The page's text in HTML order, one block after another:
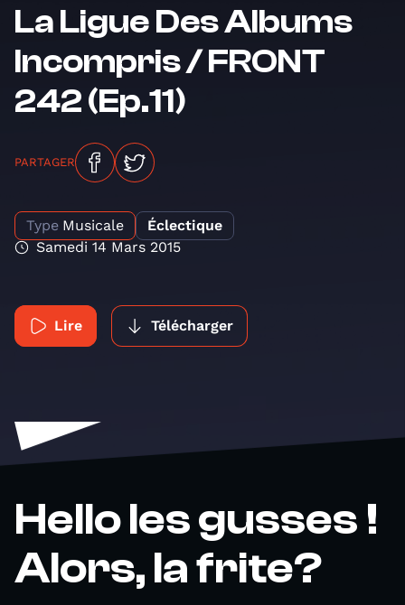
La Ligue Des Albums
Incompris / FRONT
242 (Ep.11)
PARTAGER
Type Musicale
Éclectique
Samedi 14 Mars 2015
Lire Télécharger
Hello les gusses !
Alors, la frite?